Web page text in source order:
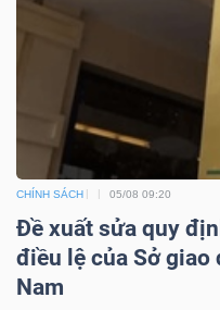
CHÍNH SÁCH 05/08 09:20
Đề xuất sửa quy
điều lệ của Sở
Nam
chính